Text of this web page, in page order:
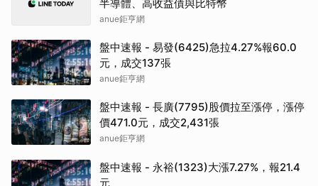
半導體、高收益債與比特幣
anue鉅亨網
盤中速報 - 易發(6425)急拉4.27%報60.0
元，成交137張
anue鉅亨網
盤中速報 - 長廣(7795)股價拉至漲停，漲停
價471.0元，成交2,431張
anue鉅亨網
盤中速報 - 永裕(1323)大漲7.27%，報21.4
元